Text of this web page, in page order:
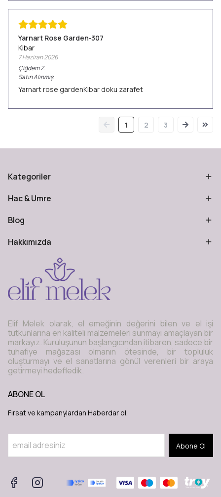
Yarnart Rose Garden-307
Kibar
7 Haziran 2026
ÇiğdemZ.
Satın Alınmış
Yarnart rose gardenKibar doku zarafet
1 2 3
Kategoriler
Hac & Umre
Blog
Hakkımızda
Elif Melek olarak, el emeğinin değerini bilen ve el işi
tutkunlarına en kaliteli malzemeleri sunmayı amaçlayan bir
markayız. Kuruluşunun başlangıcından itibaren, sadece bir
tuhafiye mağazası olmanın ötesinde, bir topluluk
oluşturmayı ve el sanatlarına gönül verenleri bir araya
getirmeyi hedefledik.
ABONE OL
Fırsat ve kampanylardan Haberdar ol.
Abone Ol